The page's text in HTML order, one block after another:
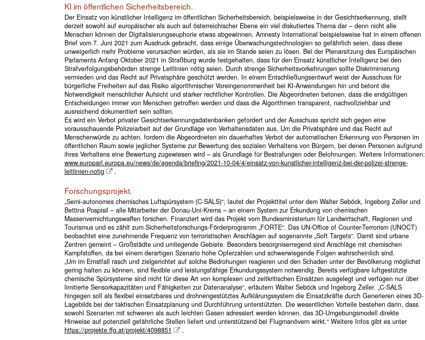
KI im öffentlichen Sicherheitsbereich.
Der Einsatz von künstlicher Intelligenz im öffentlichen Sicherheitsbereich, beispielsweise in der Gesichtserkennung, stellt
derzeit sowohl auf europäischer als auch auf österreichischer Ebene ein viel diskutiertes Thema dar – denn nicht alle
Menschen können der Digitalisierungseuphorie etwas abgewinnen. Amnesty International beispielsweise hat in einem offenen
Brief vom 7. Juni 2021 zum Ausdruck gebracht, dass einige Überwachungstechnologien so gefährlich seien, dass diese
unweigerlich mehr Probleme verursachen würden, als sie im Stande seien zu lösen. Bei der Plenarsitzung des Europäischen
Parlaments Anfang Oktober 2021 in Straßburg wurde festgehalten, dass für den Einsatz künstlicher Intelligenz bei den
Strafverfolgungsbehörden strenge Leitlinien nötig seien. Durch strenge Sicherheitsvorkehrungen sollte Diskriminierung
vermieden und das Recht auf Privatsphäre geschützt werden. In einem Entschließungsentwurf weist der Ausschuss für
bürgerliche Freiheiten auf das Risiko algorithmischer Voreingenommenheit bei KI-Anwendungen hin und betont die
Notwendigkeit menschlicher Aufsicht und starker rechtlicher Kontrollen. Die Abgeordneten betonen, dass die endgültigen
Entscheidungen immer von Menschen getroffen werden und dass die Algorithmen transparent, nachvollziehbar und
ausreichend dokumentiert sein sollten.
Es wird ein Verbot privater Gesichtserkennungsdatenbanken gefordert und der Ausschuss spricht sich gegen eine
vorausschauende Polizeiarbeit auf der Grundlage von Verhaltensdaten aus. Um die Privatsphäre und das Recht auf
Menschenwürde zu achten, fordern die Abgeordneten ein dauerhaftes Verbot der automatischen Erkennung von Personen im
öffentlichen Raum sowie jeglicher Systeme zur Bewertung des sozialen Verhaltens von Bürgern, bei denen Personen aufgrund
ihres Verhaltens eine Bewertung zugewiesen wird – als Grundlage für Bestrafungen oder Belohnungen. Weitere Informationen:
www.europarl.europa.eu/news/de/agenda/briefing/2021-10-04/4/einsatz-von-kunstlicher-intelligenz-bei-der-polizei-strenge-
leitlinien-notig
.
Forschungsprojekt.
„Semi-autonomes chemisches Luftspürsystem (C-SALS)“, lautet der Projekttitel unter dem Walter Seböck, Ingeborg Zeller und
Bettina Pospisil – alle Mitarbeiter der Donau-Uni-Krems – an einem System zur Erkundung von chemischen
Massenvernichtungswaffen forschen. Finanziert wird das Projekt vom Bundesministerium für Landwirtschaft, Regionen und
Tourismus und es zählt zum Sicherheitsforschungs-Förderprogramm „FORTE“. Das UN-Office of Counter-Terrorism (UNOCT)
beobachtet eine zunehmende Frequenz von terroristischen Anschlägen auf sogenannte „Soft Targets“. Damit sind urbane
Zentren gemeint – Großstädte und umliegende Gebiete. Besonders besorgniserregend sind Anschläge mit chemischen
Kampfstoffen, da bei einem derartigen Szenario hohe Opferzahlen und schwerwiegende Folgen wahrscheinlich sind.
„Um im Ernstfall rasch und zielgerichtet auf solche Bedrohungen reagieren und den Schaden unter der Bevölkerung möglichst
gering halten zu können, sind flexible und leistungsfähige Erkundungssystem notwendig. Bereits verfügbare luftgestützte
chemische Spürsysteme sind nicht für diese Art von komplexen und zeitkritischen Einsätzen ausgelegt und verfügen nur über
limitierte Sensorkapazitäten und Fähigkeiten zur Datenanalyse“, erläutern Walter Seböck und Ingeborg Zeller. „C-SALS
hingegen soll als flexibel einsetzbares und drohnengestütztes Aufklärungssystem die Einsatzkräfte durch Generieren eines 3D-
Lagebilds bei der taktischen Einsatzplanung und Durchführung unterstützten. Die wesentlichen Vorteile bestehen darin, dass
sowohl Szenarien mit schweren als auch leichten Gasen adressiert werden können, das 3D-Umgebungsmodell direkte
Hinweise auf potenziell gefährliche Stellen liefert und unterstützend bei Flugmanövern wirkt.“ Weitere Infos gibt es unter
https://projekte.ffg.at/projekt/4098851
.